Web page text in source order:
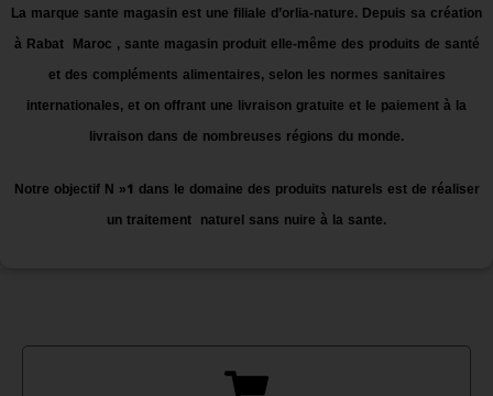
La marque sante magasin est une filiale d’orlia-nature. Depuis sa création
à Rabat Maroc , sante magasin produit elle-même des produits de santé
et des compléments alimentaires, selon les normes sanitaires
internationales, et on offrant une livraison gratuite et le paiement à la
livraison dans de nombreuses régions du monde.
Notre objectif N »1 dans le domaine des produits naturels est de réaliser
un traitement naturel sans nuire à la sante.